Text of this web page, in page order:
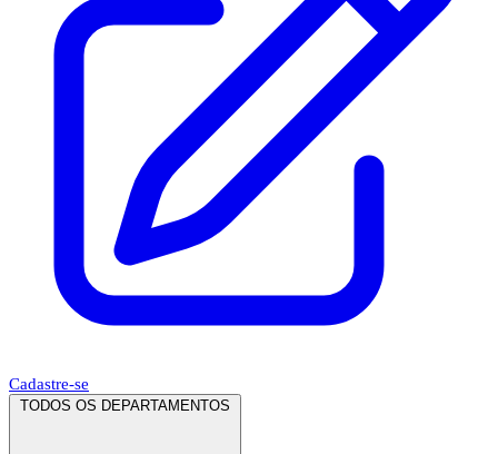
Cadastre-se
TODOS OS DEPARTAMENTOS